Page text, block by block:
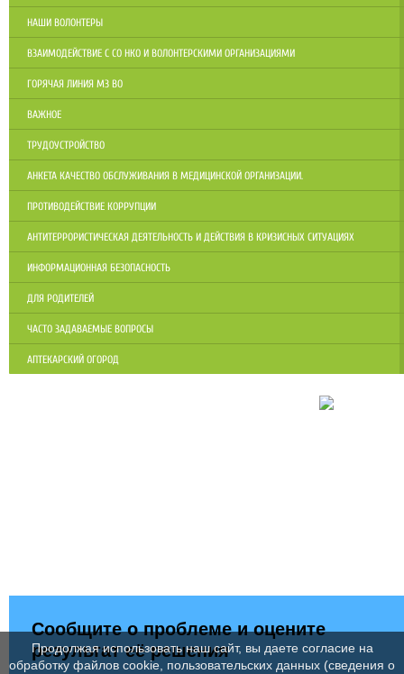
НАШИ ВОЛОНТЕРЫ
ВЗАИМОДЕЙСТВИЕ С СО НКО И ВОЛОНТЕРСКИМИ ОРГАНИЗАЦИЯМИ
ГОРЯЧАЯ ЛИНИЯ МЗ ВО
ВАЖНОЕ
ТРУДОУСТРОЙСТВО
АНКЕТА КАЧЕСТВО ОБСЛУЖИВАНИЯ В МЕДИЦИНСКОЙ ОРГАНИЗАЦИИ.
ПРОТИВОДЕЙСТВИЕ КОРРУПЦИИ
АНТИТЕРРОРИСТИЧЕСКАЯ ДЕЯТЕЛЬНОСТЬ И ДЕЙСТВИЯ В КРИЗИСНЫХ СИТУАЦИЯХ
ИНФОРМАЦИОННАЯ БЕЗОПАСНОСТЬ
ДЛЯ РОДИТЕЛЕЙ
ЧАСТО ЗАДАВАЕМЫЕ ВОПРОСЫ
АПТЕКАРСКИЙ ОГОРОД
Сообщите о проблеме и оцените
результат её решения
Продолжая использовать наш сайт, вы даете согласие на
обработку файлов cookie, пользовательских данных (сведения о